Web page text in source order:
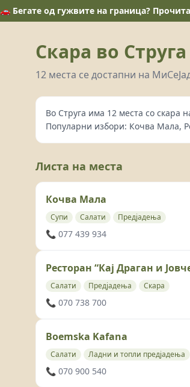
🚗 Бегате од гужвите на граница?
Скара во Струга
12 места се достапни на
Во Струга има 12 места со скара
Популарни избори: Кочва Мала,
Листа на места
Кочва Мала
Супи Салати Предјадења
📞 077 439 934
Ресторан “Кај Драган и
Салати Предјадења Скара
📞 070 738 700
Boemska Kafana
Салати Ладни и топли предјадења
📞 070 900 540